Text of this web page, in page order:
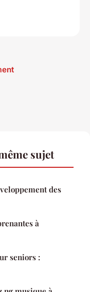
sujet
des
à
seniors :